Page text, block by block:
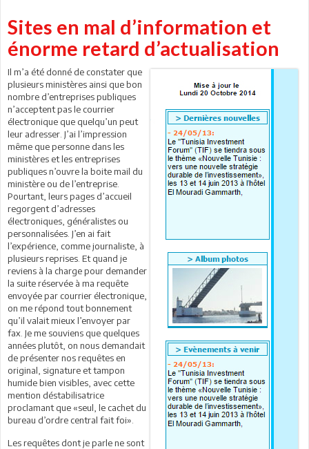
Sites en mal d’information et
énorme retard d’actualisation
Il m’a été donné de constater que
plusieurs ministères ainsi que bon
nombre d’entreprises publiques
n’acceptent pas le courrier
électronique que quelqu’un peut
leur adresser. J’ai l’impression
même que personne dans les
ministères et les entreprises
publiques n’ouvre la boite mail du
ministère ou de l’entreprise.
Pourtant, leurs pages d’accueil
regorgent d’adresses
électroniques, généralistes ou
personnalisées. J’en ai fait
l’expérience, comme journaliste, à
plusieurs reprises. Et quand je
reviens à la charge pour demander
la suite réservée à ma requête
envoyée par courrier électronique,
on me répond tout bonnement
qu’il valait mieux l’envoyer par
fax. Je me souviens que quelques
années plutôt, on nous demandait
de présenter nos requêtes en
original, signature et tampon
humide bien visibles, avec cette
mention déstabilisatrice
proclamant que «seul, le cachet du
bureau d’ordre central fait foi».
Les requêtes dont je parle ne sont